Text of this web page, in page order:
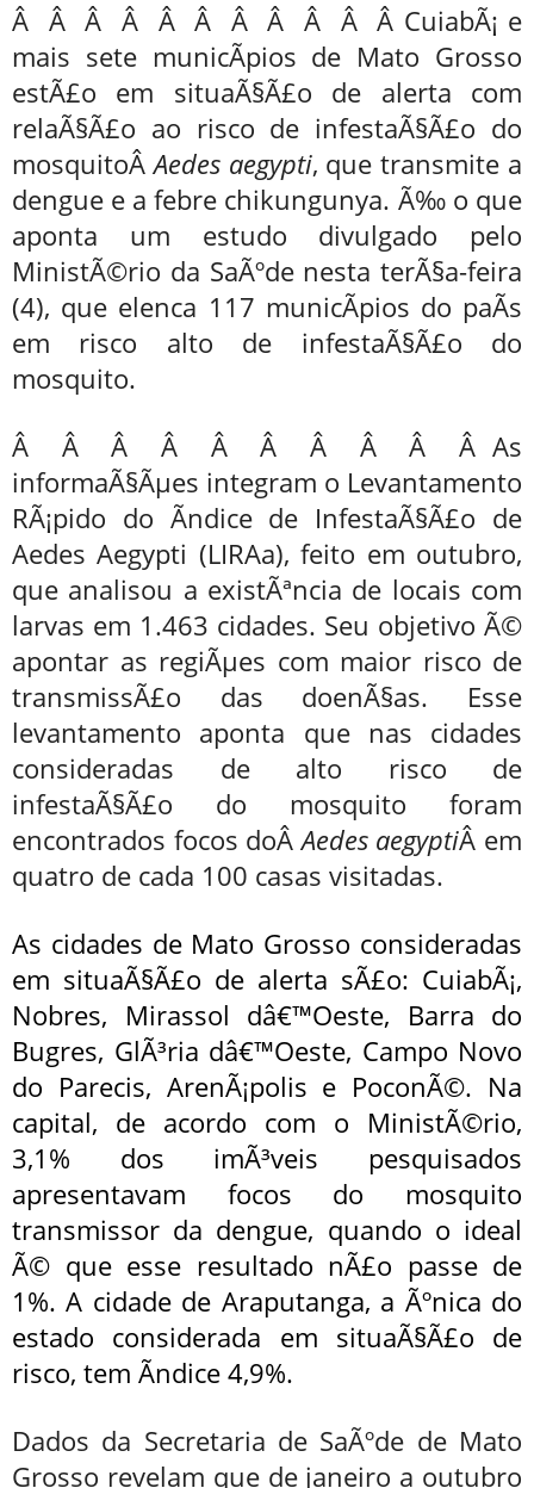
Â Â Â Â Â Â Â Â Â Â Â CuiabÃ¡ e
mais sete municÃ­pios de Mato Grosso
estÃ£o em situaÃ§Ã£o de alerta com
relaÃ§Ã£o ao risco de infestaÃ§Ã£o do
mosquitoÂAedes aegypti, que transmite a
dengue e a febre chikungunya. Ã‰ o que
aponta um estudo divulgado pelo
MinistÃ©rio da SaÃºde nesta terÃ§a-feira
(4), que elenca 117 municÃ­pios do paÃ­s
em risco alto de infestaÃ§Ã£o do
mosquito.
Â Â Â Â Â Â Â Â Â Â As
informaÃ§Ãµes integram o Levantamento
RÃ¡pido do Ãndice de InfestaÃ§Ã£o de
Aedes Aegypti (LIRAa), feito em outubro,
que analisou a existÃªncia de locais com
larvas em 1.463 cidades. Seu objetivo Ã©
apontar as regiÃµes com maior risco de
transmissÃ£o das doenÃ§as. Esse
levantamento aponta que nas cidades
consideradas de alto risco de
infestaÃ§Ã£o do mosquito foram
encontrados focos doÂAedes aegyptiÂ em
quatro de cada 100 casas visitadas.
As cidades de Mato Grosso consideradas
em situaÃ§Ã£o de alerta sÃ£o: CuiabÃ¡,
Nobres, Mirassol dâ€™Oeste, Barra do
Bugres, GlÃ³ria dâ€™Oeste, Campo Novo
do Parecis, ArenÃ¡polis e PoconÃ©. Na
capital, de acordo com o MinistÃ©rio,
3,1% dos imÃ³veis pesquisados
apresentavam focos do mosquito
transmissor da dengue, quando o ideal
Ã© que esse resultado nÃ£o passe de
1%. A cidade de Araputanga, a Ãºnica do
estado considerada em situaÃ§Ã£o de
risco, tem Ã­ndice 4,9%.
Dados da Secretaria de SaÃºde de Mato
Grosso revelam que de janeiro a outubro